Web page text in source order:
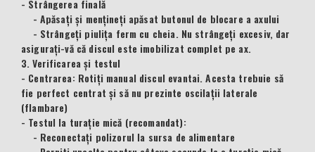
- Strângerea finală
- Apăsați și mențineți apăsat butonul de blocare a axului
- Strângeți piulița ferm cu cheia. Nu strângeți excesiv, dar
asigurați-vă că discul este imobilizat complet pe ax.
3. Verificarea și testul
- Centrarea: Rotiți manual discul evantai. Acesta trebuie să
fie perfect centrat și să nu prezinte oscilații laterale
(flambare)
- Testul la turație mică (recomandat):
- Reconectați polizorul la sursa de alimentare